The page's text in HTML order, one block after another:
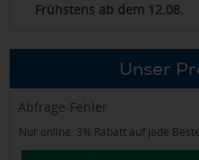
Frühstens ab dem 12.08.
Unser
Abfrage-Fehler
Nur online: 3% Rabatt auf jede